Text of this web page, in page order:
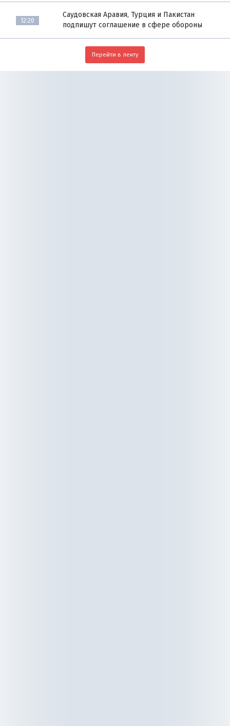
12:20
Саудовская Аравия, Турция и Пакистан
подпишут соглашение в сфере обороны
Перейти в ленту